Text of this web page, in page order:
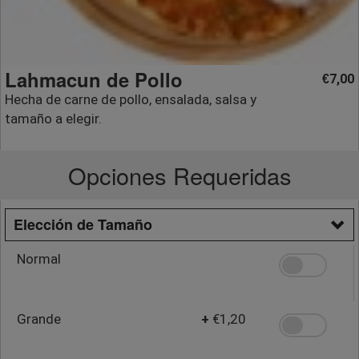
Lahmacun de Pollo
Hecha de carne de pollo, ensalada, salsa y
tamaño a elegir.
€7,00
Opciones Requeridas
Elección de Tamaño
Normal
Grande + €1,20